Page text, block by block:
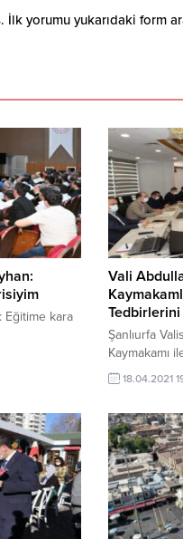
İlk yorumu yukarıdaki form
Eğitime kara
Vali
Şanlıurfa
Kaymakamı
bir araya geldi.
18.04.2021